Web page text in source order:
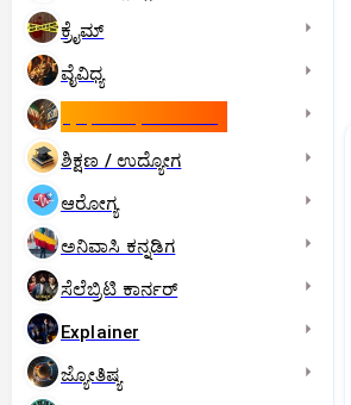
ಕ್ರೈಮ್
ವೈವಿಧ್ಯ
ಶಿಕ್ಷಣ / ಉದ್ಯೋಗ
ಆರೋಗ್ಯ
ಅನಿವಾಸಿ ಕನ್ನಡಿಗ
ಸೆಲೆಬ್ರಿಟಿ ಕಾರ್ನರ್‌
Explainer
ಜ್ಯೋತಿಷ್ಯ